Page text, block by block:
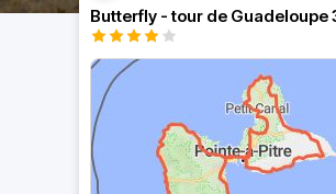
Butterfly - tour de Guadeloupe